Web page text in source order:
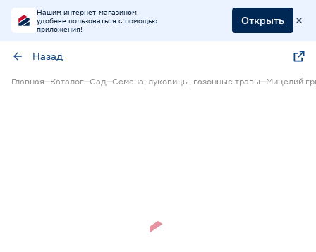
Нашим интернет-магазином
удобнее пользоваться с помощью
приложения!
Открыть
Назад
Главная Каталог Сад Семена, луковицы, газонные травы Мицелий